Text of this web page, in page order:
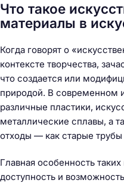
Что такое
материалы в
Когда говорят о
контексте творчества,
что создается или
природой. В современном
различные пластики,
металлические сплавы, а
отходы — как старые
Главная особенность
доступность и